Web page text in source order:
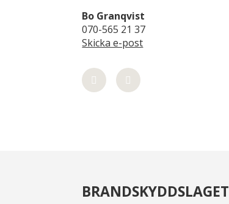
Bo Granqvist
070-565 21 37
Skicka e-post
BRANDSKYDDSLAGET